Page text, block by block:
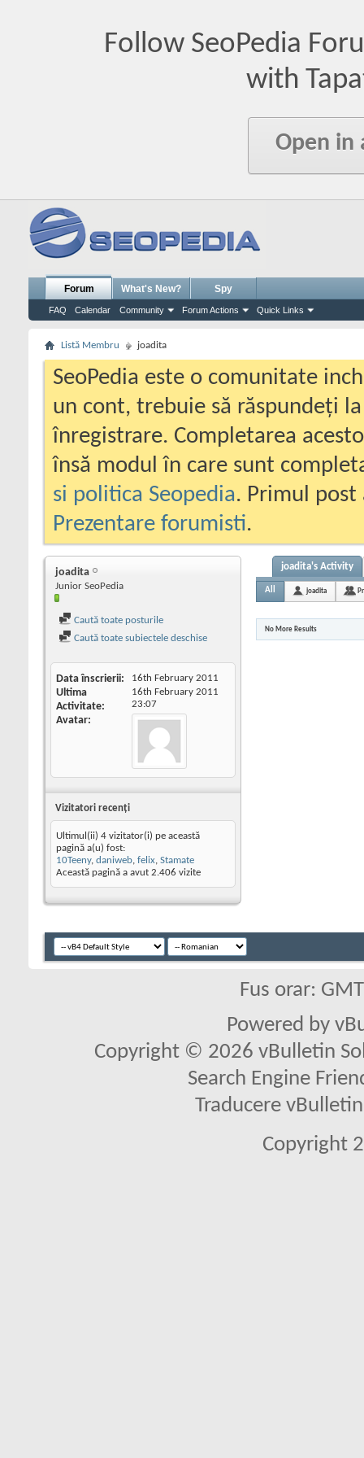
Follow SeoPedia
with
Open in
Forum
FAQ Calendar Community Forum Actions Quick Links
What's New? Spy
Listă Membru joadita
SeoPedia este o comunitate
un cont, trebuie să răspundeți
înregistrare. Completarea
însă modul în care sunt
si politica Seopedia. Primul
Prezentare forumisti.
joadita
Junior SeoPedia
Caută toate posturile
Caută toate subiectele deschise
Data înscrierii 16th February 2011
Ultima
Activitate
16th February 2011
23:07
Avatar
Vizitatori recenţi
Ultimul(ii) 4 vizitator(i) pe această
pagină a(u) fost:
10Teeny, daniweb, felix, Stamate
Această pagină a avut 2.406 vizite
joadita's Activity
All joadita
No More Results
Fus orar:
Powered by
Copyright © 2026 vBulletin
Search Engine
Traducere
Copyright